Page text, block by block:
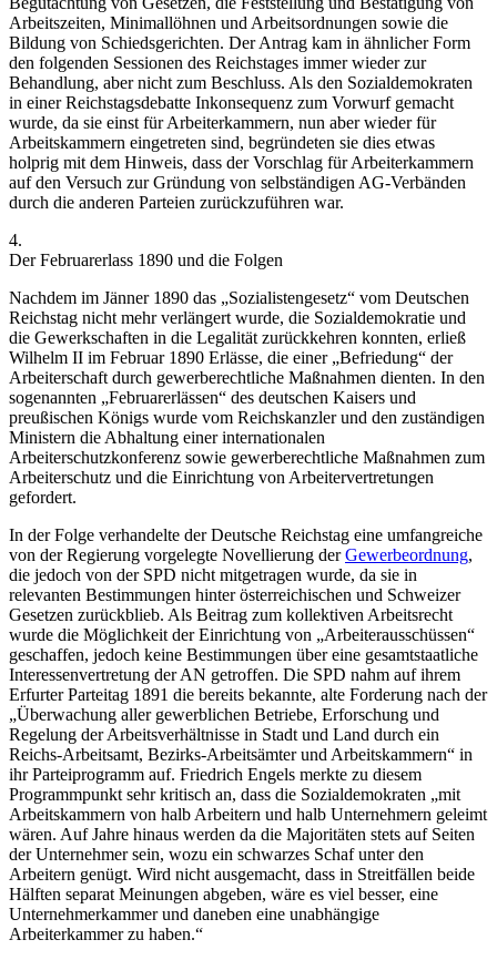
Arbeitszeiten, Minimallöhnen und Arbeitsordnungen sowie die
Bildung von Schiedsgerichten. Der Antrag kam in ähnlicher Form
den folgenden Sessionen des Reichstages immer wieder zur
Behandlung, aber nicht zum Beschluss. Als den Sozialdemokraten
in einer Reichstagsdebatte Inkonsequenz zum Vorwurf gemacht
wurde, da sie einst für Arbeiterkammern, nun aber wieder für
Arbeitskammern eingetreten sind, begründeten sie dies etwas
holprig mit dem Hinweis, dass der Vorschlag für Arbeiterkammern
auf den Versuch zur Gründung von selbständigen AG-Verbänden
durch die anderen Parteien zurückzuführen war.
4.
Der Februarerlass 1890 und die Folgen
Nachdem im Jänner 1890 das „Sozialistengesetz“ vom Deutschen
Reichstag nicht mehr verlängert wurde, die Sozialdemokratie und
die Gewerkschaften in die Legalität zurückkehren konnten, erließ
Wilhelm II im Februar 1890 Erlässe, die einer „Befriedung“ der
Arbeiterschaft durch gewerberechtliche Maßnahmen dienten. In den
sogenannten „Februarerlässen“ des deutschen Kaisers und
preußischen Königs wurde vom Reichskanzler und den zuständigen
Ministern die Abhaltung einer internationalen
Arbeiterschutzkonferenz sowie gewerberechtliche Maßnahmen zum
Arbeiterschutz und die Einrichtung von Arbeitervertretungen
gefordert.
In der Folge verhandelte der Deutsche Reichstag eine umfangreiche
von der Regierung vorgelegte Novellierung derGewerbeordnung,
die jedoch von der SPD nicht mitgetragen wurde, da sie in
relevanten Bestimmungen hinter österreichischen und Schweizer
Gesetzen zurückblieb. Als Beitrag zum kollektiven Arbeitsrecht
wurde die Möglichkeit der Einrichtung von „Arbeiterausschüssen“
geschaffen, jedoch keine Bestimmungen über eine gesamtstaatliche
Interessenvertretung der AN getroffen. Die SPD nahm auf ihrem
Erfurter Parteitag 1891 die bereits bekannte, alte Forderung nach der
„Überwachung aller gewerblichen Betriebe, Erforschung und
Regelung der Arbeitsverhältnisse in Stadt und Land durch ein
Reichs-Arbeitsamt, Bezirks-Arbeitsämter und Arbeitskammern“ in
ihr Parteiprogramm auf. Friedrich Engels merkte zu diesem
Programmpunkt sehr kritisch an, dass die Sozialdemokraten „mit
Arbeitskammern von halb Arbeitern und halb Unternehmern geleimt
wären. Auf Jahre hinaus werden da die Majoritäten stets auf Seiten
der Unternehmer sein, wozu ein schwarzes Schaf unter den
Arbeitern genügt. Wird nicht ausgemacht, dass in Streitfällen beide
Hälften separat Meinungen abgeben, wäre es viel besser, eine
Unternehmerkammer und daneben eine unabhängige
Arbeiterkammer zu haben.“